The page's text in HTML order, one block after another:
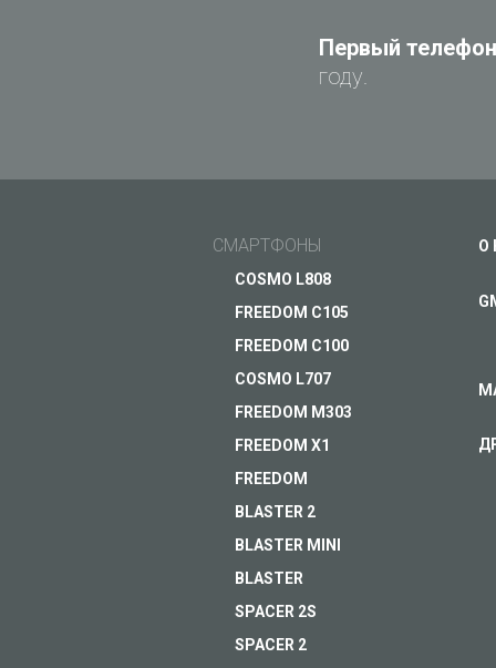
металлическом
ЗАДАЙ ВОПРОС JUST5
Первый
году.
СМАРТФОНЫ
COSMO L808
FREEDOM C105
FREEDOM C100
COSMO L707
FREEDOM M303
FREEDOM X1
FREEDOM
BLASTER 2
BLASTER MINI
BLASTER
SPACER 2S
SPACER 2
О